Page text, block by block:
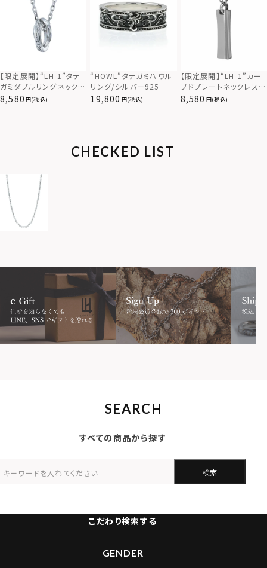
【限定展開】“LH-1”タテ
ガミダブルリングネックレ
ス（ツイスト/シルバー）/
8,580 (税込)
“HOWL”タテガミハウル
リング/シルバー925
19,800 (税込)
【限定展開】“LH-1”カー
ブドプレートネックレス/
サージカルステンレス（金
8,580 (税込)
CHECKED LIST
SEARCH
すべての商品から探す
検索
こだわり検索する
GENDER